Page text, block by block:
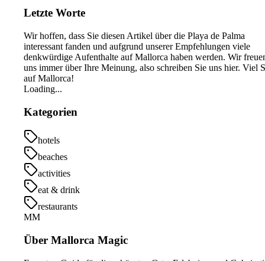
Letzte Worte
Wir hoffen, dass Sie diesen Artikel über die Playa de Palma
interessant fanden und aufgrund unserer Empfehlungen viele
denkwürdige Aufenthalte auf Mallorca haben werden. Wir
uns immer über Ihre Meinung, also schreiben Sie uns hier. Viel
auf Mallorca!
Loading...
Kategorien
hotels
beaches
activities
eat & drink
restaurants
MM
Über Mallorca Magic